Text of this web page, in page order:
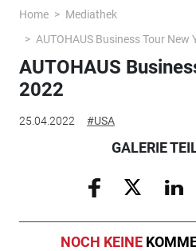
Home
Mediathek
AUTOHAUS Business Tour New
25.04.2022 #USA
AUTOHAUS
2022
GALERIE
NOCH KEINE